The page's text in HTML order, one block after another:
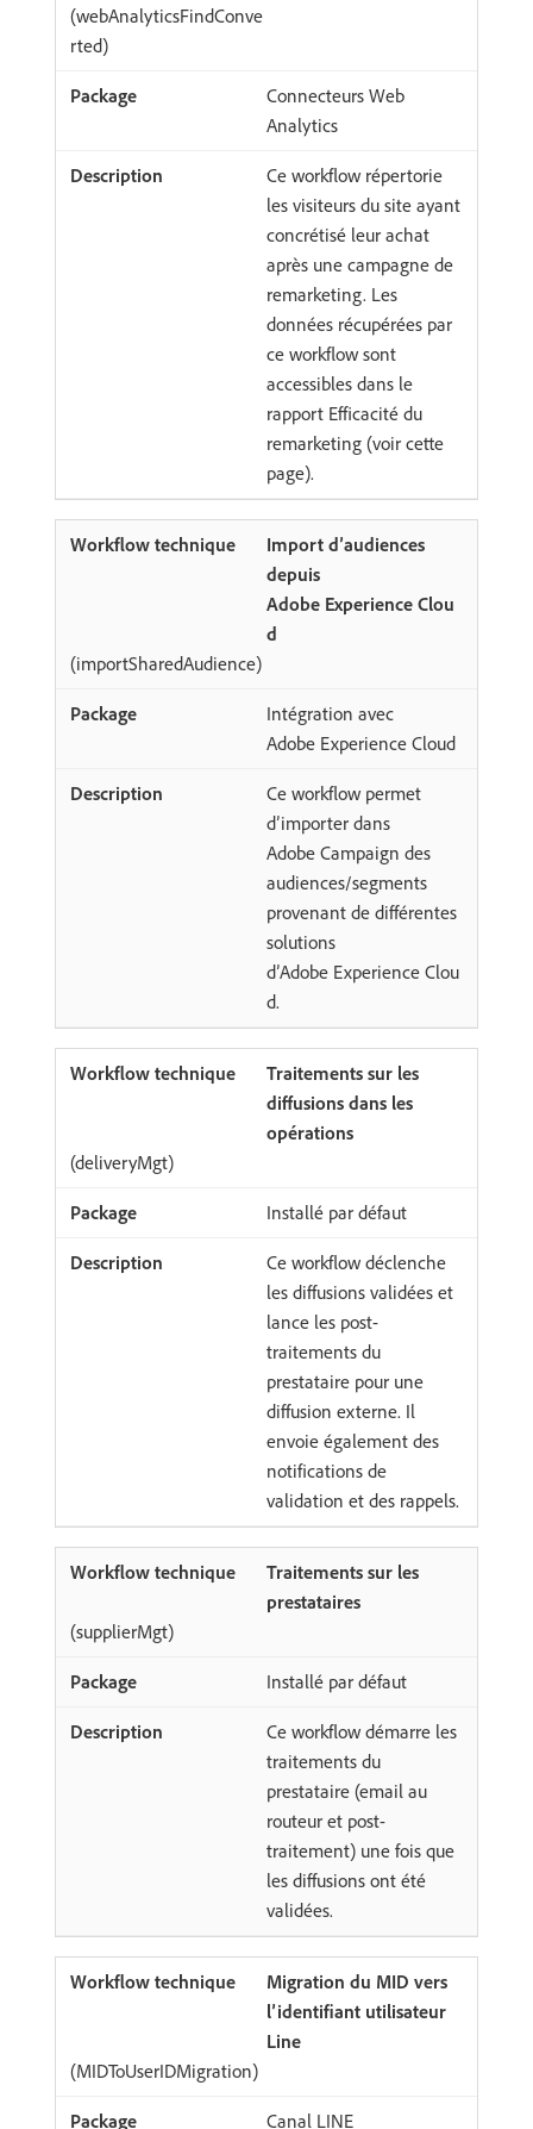
(webAnalyticsFindConve
rted)
Connecteurs Web
Analytics
Ce workflow répertorie
les visiteurs du site ayant
concrétisé leur achat
après une campagne de
remarketing. Les
données récupérées par
ce workflow sont
accessibles dans le
rapport Efficacité du
remarketing (voir cette
page).
Import d’audiences
depuis
Adobe Experience Clou
d
(importSharedAudience)
Intégration avec
Adobe Experience Cloud
Ce workflow permet
d’importer dans
Adobe Campaign des
audiences/segments
provenant de différentes
solutions
d’Adobe Experience Clou
d.
Traitements sur les
diffusions dans les
opérations
(deliveryMgt)
Installé par défaut
Ce workflow déclenche
les diffusions validées et
lance les post-
traitements du
prestataire pour une
diffusion externe. Il
envoie également des
notifications de
validation et des rappels.
Traitements sur les
prestataires
(supplierMgt)
Installé par défaut
Ce workflow démarre les
traitements du
prestataire (email au
routeur et post-
traitement) une fois que
les diffusions ont été
validées.
Migration du MID vers
l’identifiant utilisateur
Line
(MIDToUserIDMigration)
Canal LINE